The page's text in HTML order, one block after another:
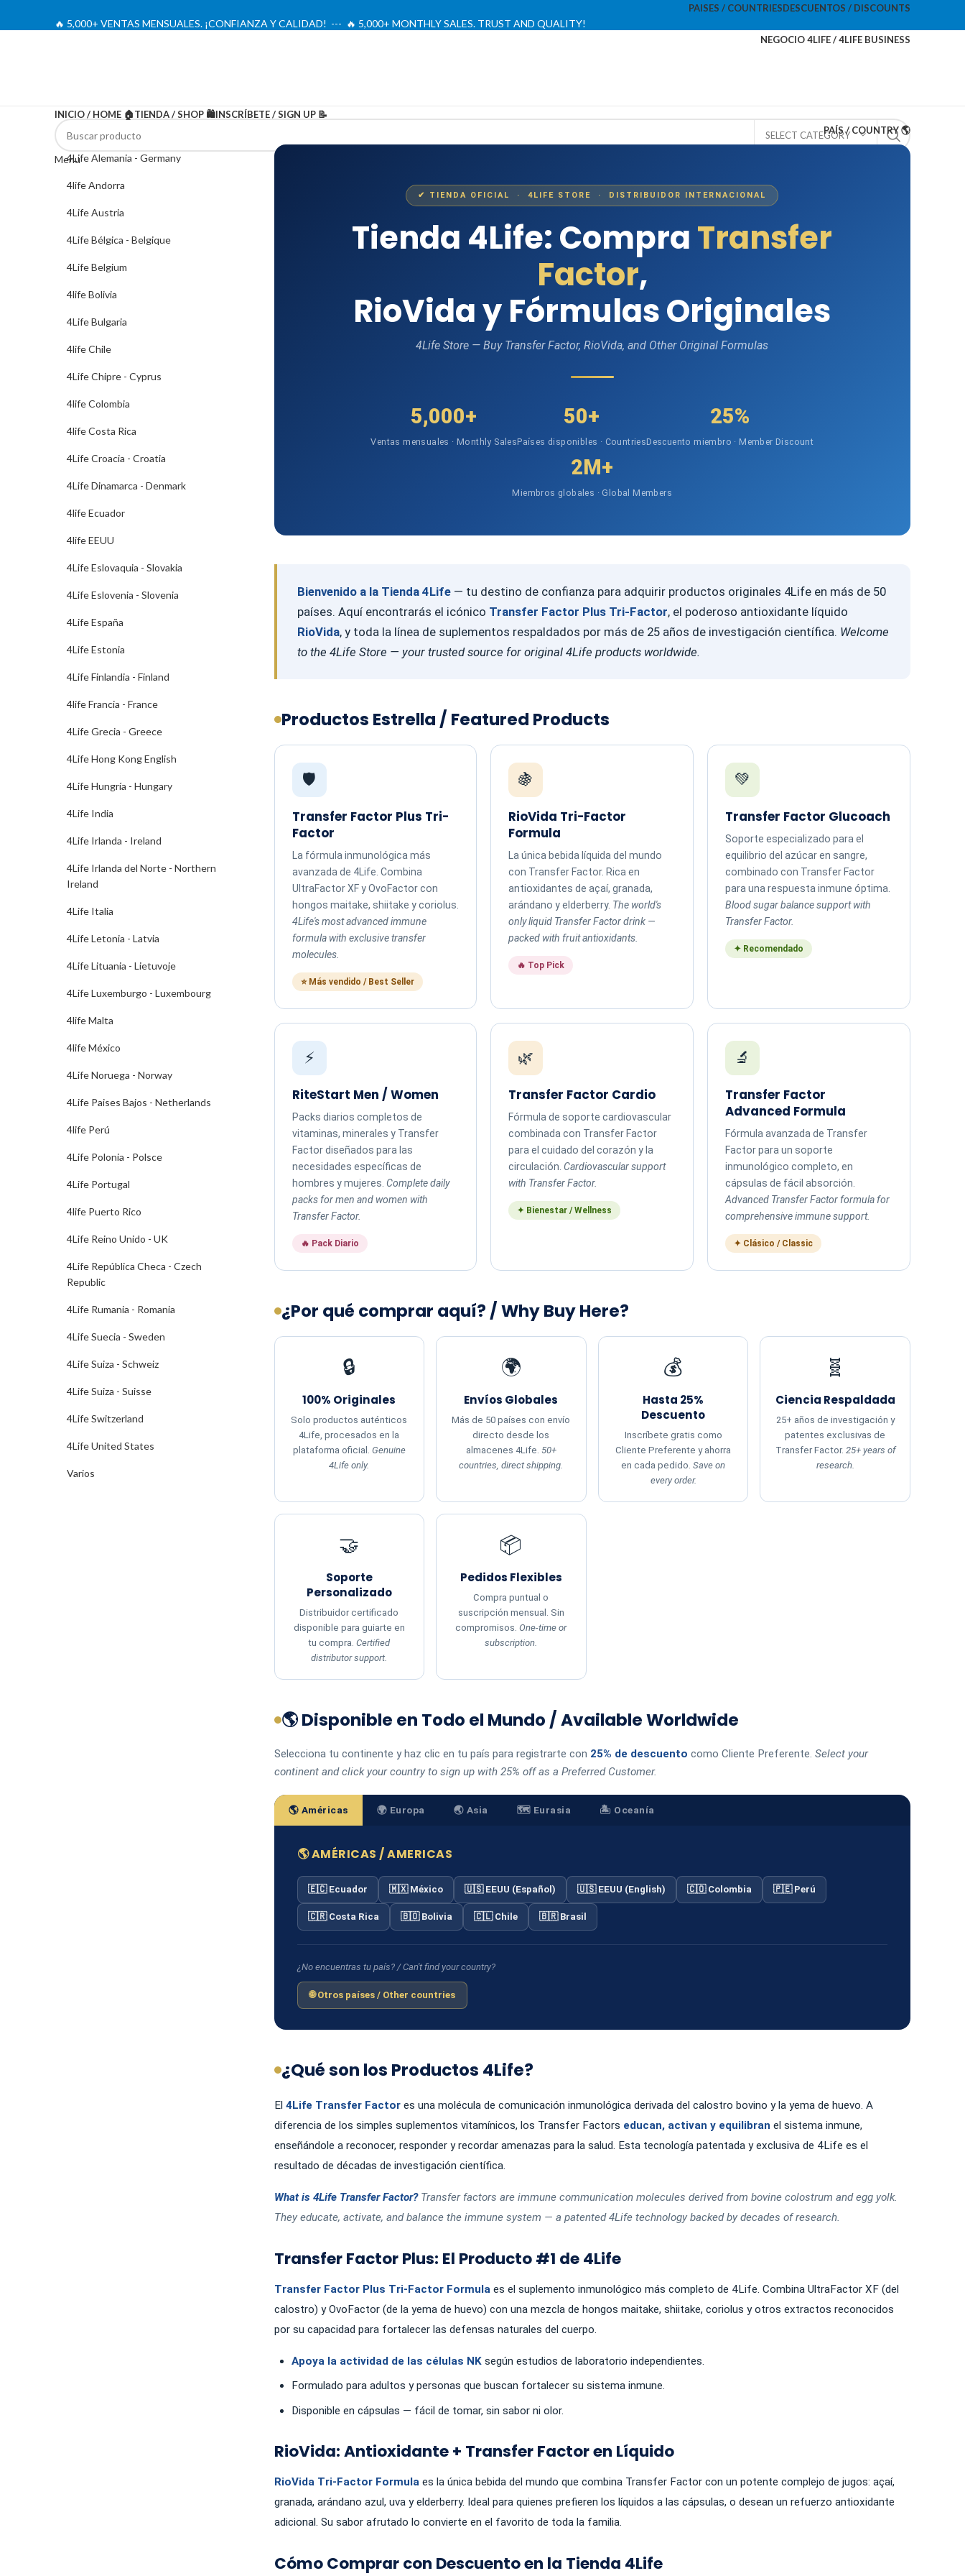
PAISES / COUNTRIESDESCUENTOS / DISCOUNTS
🔥 5,000+ VENTAS MENSUALES. ¡CONFIANZA Y CALIDAD! --- 🔥 5,000+ MONTHLY SALES. TRUST AND QUALITY!
NEGOCIO 4LIFE / 4LIFE BUSINESS
SELECT CATEGORY
Menu
INICIO / HOME 🏠TIENDA / SHOP 🛍️INSCRÍBETE / SIGN UP 📝
PAÍS / COUNTRY 🌎
4Life Alemania - Germany
4life Andorra
4Life Austria
4Life Bélgica - Belgique
4Life Belgium
4life Bolivia
4Life Bulgaria
4life Chile
4Life Chipre - Cyprus
4life Colombia
4life Costa Rica
4Life Croacia - Croatia
4Life Dinamarca - Denmark
4life Ecuador
4life EEUU
4Life Eslovaquia - Slovakia
4Life Eslovenia - Slovenia
4Life España
4Life Estonia
4Life Finlandia - Finland
4life Francia - France
4Life Grecia - Greece
4Life Hong Kong English
4Life Hungría - Hungary
4Life India
4Life Irlanda - Ireland
4Life Irlanda del Norte - Northern
Ireland
4Life Italia
4Life Letonia - Latvia
4Life Lituania - Lietuvoje
4Life Luxemburgo - Luxembourg
4life Malta
4life México
4Life Noruega - Norway
4Life Paises Bajos - Netherlands
4life Perú
4Life Polonia - Polsce
4Life Portugal
4life Puerto Rico
4Life Reino Unido - UK
4Life República Checa - Czech
Republic
4Life Rumania - Romania
4Life Suecia - Sweden
4Life Suiza - Schweiz
4Life Suiza - Suisse
4Life Switzerland
4Life United States
Varios
✔ TIENDA OFICIAL · 4LIFE STORE · DISTRIBUIDOR INTERNACIONAL
Tienda 4Life: Compra Transfer
Factor,
RioVida y Fórmulas Originales
4Life Store — Buy Transfer Factor, RioVida, and Other Original Formulas
5,000+
Ventas mensuales · Monthly Sales
50+
Países disponibles · Countries
25%
Descuento miembro · Member Discount
2M+
Miembros globales · Global Members
Bienvenido a la Tienda 4Life — tu destino de confianza para adquirir productos originales 4Life en más de 50
países. Aquí encontrarás el icónico Transfer Factor Plus Tri-Factor, el poderoso antioxidante líquido
RioVida, y toda la línea de suplementos respaldados por más de 25 años de investigación científica. Welcome
to the 4Life Store — your trusted source for original 4Life products worldwide.
Productos Estrella / Featured Products
🛡️
Transfer Factor Plus Tri-
Factor
La fórmula inmunológica más
avanzada de 4Life. Combina
UltraFactor XF y OvoFactor con
hongos maitake, shiitake y coriolus.
4Life's most advanced immune
formula with exclusive transfer
molecules.
⭐ Más vendido / Best Seller
🍇
RioVida Tri-Factor
Formula
La única bebida líquida del mundo
con Transfer Factor. Rica en
antioxidantes de açaí, granada,
arándano y elderberry. The world's
only liquid Transfer Factor drink —
packed with fruit antioxidants.
🔥 Top Pick
💚
Transfer Factor Glucoach
Soporte especializado para el
equilibrio del azúcar en sangre,
combinado con Transfer Factor
para una respuesta inmune óptima.
Blood sugar balance support with
Transfer Factor.
✦ Recomendado
⚡
RiteStart Men / Women
Packs diarios completos de
vitaminas, minerales y Transfer
Factor diseñados para las
necesidades específicas de
hombres y mujeres. Complete daily
packs for men and women with
Transfer Factor.
🔥 Pack Diario
🌿
Transfer Factor Cardio
Fórmula de soporte cardiovascular
combinada con Transfer Factor
para el cuidado del corazón y la
circulación. Cardiovascular support
with Transfer Factor.
✦ Bienestar / Wellness
🔬
Transfer Factor
Advanced Formula
Fórmula avanzada de Transfer
Factor para un soporte
inmunológico completo, en
cápsulas de fácil absorción.
Advanced Transfer Factor formula for
comprehensive immune support.
✦ Clásico / Classic
¿Por qué comprar aquí? / Why Buy Here?
🔒
100% Originales
Solo productos auténticos
4Life, procesados en la
plataforma oficial. Genuine
4Life only.
🌍
Envíos Globales
Más de 50 países con envío
directo desde los
almacenes 4Life. 50+
countries, direct shipping.
💰
Hasta 25%
Descuento
Inscríbete gratis como
Cliente Preferente y ahorra
en cada pedido.Save on
every order.
🧬
Ciencia Respaldada
25+ años de investigación y
patentes exclusivas de
Transfer Factor. 25+ years of
research.
🤝
Soporte
Personalizado
Distribuidor certificado
disponible para guiarte en
tu compra.Certified
distributor support.
📦
Pedidos Flexibles
Compra puntual o
suscripción mensual. Sin
compromisos.One-time or
subscription.
🌎 Disponible en Todo el Mundo / Available Worldwide
Selecciona tu continente y haz clic en tu país para registrarte con 25% de descuento como Cliente Preferente. Select your
continent and click your country to sign up with 25% off as a Preferred Customer.
🌎 Américas 🌍 Europa 🌏 Asia 🗺️ Eurasia 🏝️ Oceanía
🌎 AMÉRICAS / AMERICAS
🇪🇨 Ecuador 🇲🇽 México 🇺🇸 EEUU (Español) 🇺🇸 EEUU (English) 🇨🇴 Colombia 🇵🇪 Perú
🇨🇷 Costa Rica 🇧🇴 Bolivia 🇨🇱 Chile 🇧🇷 Brasil
¿No encuentras tu país? / Can't find your country?
🌐 Otros países / Other countries
¿Qué son los Productos 4Life?
El 4Life Transfer Factores una molécula de comunicación inmunológica derivada del calostro bovino y la yema de huevo. A
diferencia de los simples suplementos vitamínicos, los Transfer Factors educan, activan y equilibran el sistema inmune,
enseñándole a reconocer, responder y recordar amenazas para la salud. Esta tecnología patentada y exclusiva de 4Life es el
resultado de décadas de investigación científica.
What is 4Life Transfer Factor?Transfer factors are immune communication molecules derived from bovine colostrum and egg yolk.
They educate, activate, and balance the immune system — a patented 4Life technology backed by decades of research.
Transfer Factor Plus: El Producto #1 de 4Life
Transfer Factor Plus Tri-Factor Formulaes el suplemento inmunológico más completo de 4Life. Combina UltraFactor XF (del
calostro) y OvoFactor (de la yema de huevo) con una mezcla de hongos maitake, shiitake, coriolus y otros extractos reconocidos
por su capacidad para fortalecer las defensas naturales del cuerpo.
Apoya la actividad de las células NKsegún estudios de laboratorio independientes.
Formulado para adultos y personas que buscan fortalecer su sistema inmune.
Disponible en cápsulas — fácil de tomar, sin sabor ni olor.
RioVida: Antioxidante + Transfer Factor en Líquido
RioVida Tri-Factor Formulaes la única bebida del mundo que combina Transfer Factor con un potente complejo de jugos: açaí,
granada, arándano azul, uva y elderberry. Ideal para quienes prefieren los líquidos a las cápsulas, o desean un refuerzo antioxidante
adicional. Su sabor afrutado lo convierte en el favorito de toda la familia.
Cómo Comprar con Descuento en la Tienda 4Life